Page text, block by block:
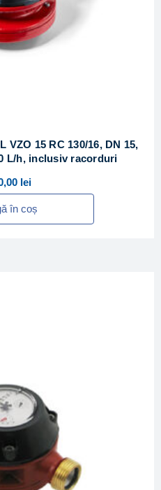
15 RC 130/16, DN 15,
L/h, inclusiv racorduri
lei
în coș